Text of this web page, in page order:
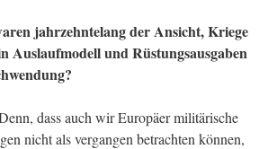
jahrzehntelang der Ansicht, Kriege
Auslaufmodell und Rüstungsausgaben
dass auch wir Europäer militärische
nicht als vergangen betrachten können,